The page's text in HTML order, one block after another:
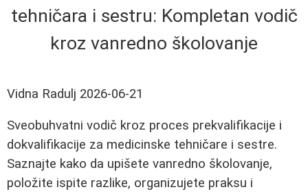
tehničara i sestru: Kompletan vodič
kroz vanredno školovanje
Vidna Radulj 2026-06-21
Sveobuhvatni vodič kroz proces prekvalifikacije i
dokvalifikacije za medicinske tehničare i sestre.
Saznajte kako da upišete vanredno školovanje,
položite ispite razlike, organizujete praksu i